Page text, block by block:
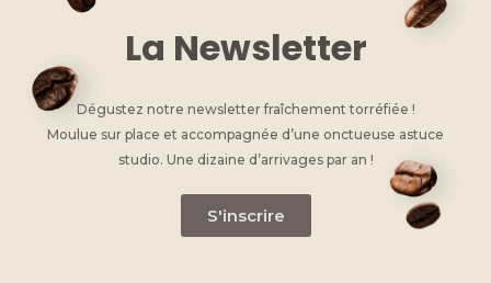
La Newsletter
Dégustez notre newsletter fraîchement torréfiée !
Moulue sur place et accompagnée d’une onctueuse astuce
studio. Une dizaine d’arrivages par an !
S'inscrire